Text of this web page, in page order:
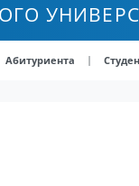
Абитуриента |